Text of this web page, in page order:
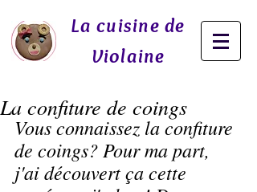
La cuisine de
Violaine
La confiture de coings
Vous connaissez la confiture
de coings? Pour ma part,
j'ai découvert ça cette